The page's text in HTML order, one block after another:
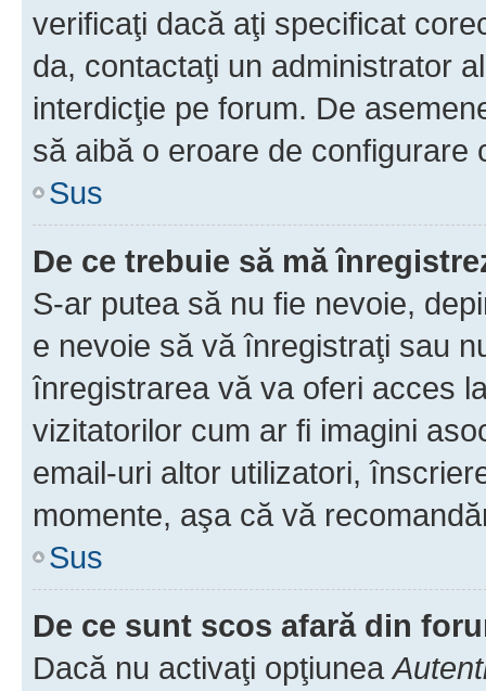
verificaţi dacă aţi specificat
da, contactaţi un administrator
interdicţie pe forum. De
să aibă o eroare de configurare
Sus
De ce trebuie să mă
S-ar putea să nu fie nevoie,
e nevoie să vă înregistraţi sau
înregistrarea vă va oferi acces
vizitatorilor cum ar fi imagini
email-uri altor utilizatori,
momente, aşa că vă
Sus
De ce sunt scos afară din
Dacă nu activaţi opţiunea